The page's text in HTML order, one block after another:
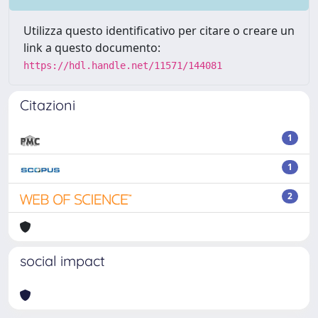
Utilizza questo identificativo per citare o creare un
link a questo documento:
https://hdl.handle.net/11571/144081
Citazioni
1
1
2
social impact